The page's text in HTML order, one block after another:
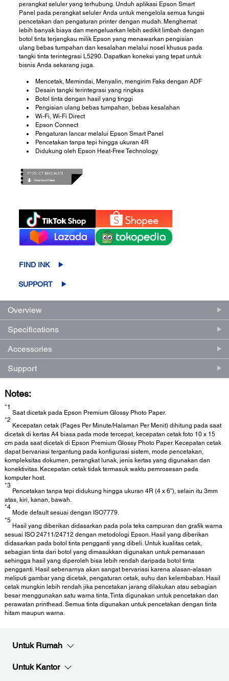
perangkat seluler yang terhubung. Unduh aplikasi Epson Smart
Panel pada perangkat seluler Anda untuk mengelola semua fungsi
pencetakan dan pengaturan printer dengan mudah. Menghemat
lebih banyak biaya dan mengeluarkan lebih sedikit limbah dengan
botol tinta terjangkau milik Epson yang menawarkan pengisian
ulang bebas tumpahan dan kesalahan melalui nosel khusus pada
tangki tinta terintegrasi L5290. Dapatkan koneksi yang tepat untuk
bisnis Anda sekarang juga.
Mencetak, Memindai, Menyalin, mengirim Faks dengan ADF
Desain tangki terintegrasi yang ringkas
Botol tinta dengan hasil yang tinggi
Pengisian ulang bebas tumpahan, bebas kesalahan
Wi-Fi, Wi-Fi Direct
Epson Connect
Pengaturan lancar melalui Epson Smart Panel
Pencetakan tanpa tepi hingga ukuran 4R
Didukung oleh Epson Heat-Free Technology
FIND INK
SUPPORT
Overview
Specifications
Accessories
Support
Notes:
*1
Saat dicetak pada Epson Premium Glossy Photo Paper.
*2
Kecepatan cetak (Pages Per Minute/Halaman Per Menit) dihitung pada saat
dicetak di kertas A4 biasa pada mode tercepat, kecepatan cetak foto 10 x 15
cm pada saat dicetak di Epson Premium Glossy Photo Paper. Kecepatan cetak
dapat bervariasi tergantung pada konfigurasi sistem, mode pencetakan,
kompleksitas dokumen, perangkat lunak, jenis kertas yang digunakan dan
konektivitas. Kecepatan cetak tidak termasuk waktu pemrosesan pada
komputer host.
*3
Pencetakan tanpa tepi didukung hingga ukuran 4R (4 x 6”), selain itu 3mm
atas, kiri, kanan, bawah.
*4
Mode default sesuai dengan ISO7779.
*5
Hasil yang diberikan didasarkan pada pola teks campuran dan grafik warna
sesuai ISO 24711/24712 dengan metodologi Epson. Hasil yang diberikan
didasarkan pada botol tinta pengganti yang dibeli. Untuk kualitas cetak,
sebagian tinta dari botol yang dimasukkan digunakan untuk pemanasan
sehingga hasil yang diperoleh bisa lebih rendah daripada botol tinta
pengganti. Hasil sebenarnya akan sangat bervariasi karena alasan-alasan
meliputi gambar yang dicetak, pengaturan cetak, suhu dan kelembaban. Hasil
cetak mungkin lebih rendah jika pencetakan jarang dilakukan atau sebagian
besar menggunakan satu warna tinta. Tinta digunakan untuk pencetakan dan
perawatan printhead. Semua tinta digunakan untuk pencetakan dengan tinta
hitam maupun warna.
Untuk Rumah
Untuk Kantor